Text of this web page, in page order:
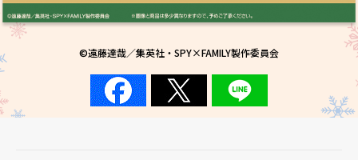
©遠藤達哉／集英社・SPY×FAMILY製作委員会